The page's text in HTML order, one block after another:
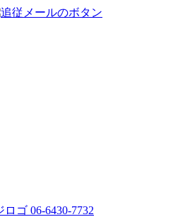
06-6430-7732